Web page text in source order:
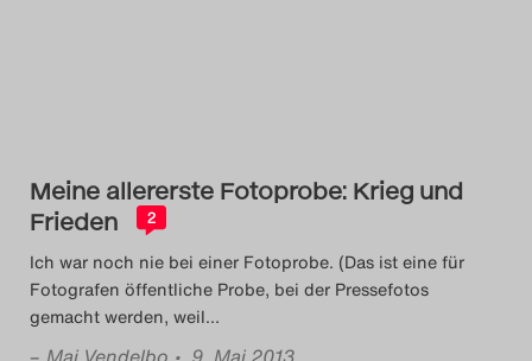
2015
Das Theatertreffen-Blog
2016
Meine allererste Fotoprobe: Krieg und
Frieden
2
Ich war noch nie bei einer Fotoprobe. (Das ist eine für
Fotografen öffentliche Probe, bei der Pressefotos
gemacht werden, weil…